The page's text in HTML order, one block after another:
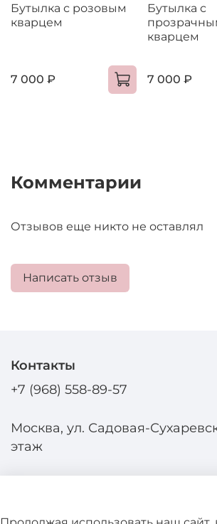
Бутылка с розовым
кварцем
7 000 ₽
Бутылка с
кварцем
7 000 ₽
Комментарии
Отзывов еще никто не оставлял
Написать отзыв
Контакты
+7 (968) 558-89-57
Москва, ул. Садовая-
этаж